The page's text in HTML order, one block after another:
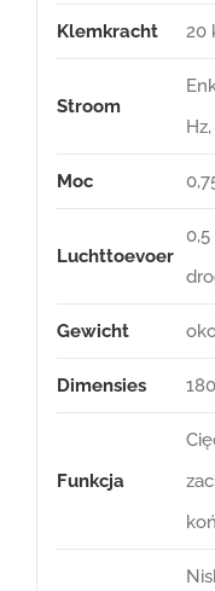
Klemkracht 20
Stroom
Moc
Luchttoevoer
Gewicht
Dimensies
Funkcja